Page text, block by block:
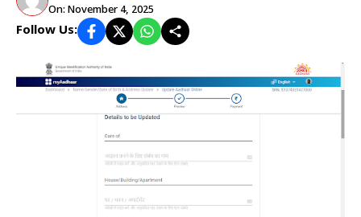
On: November 4, 2025
Follow Us: